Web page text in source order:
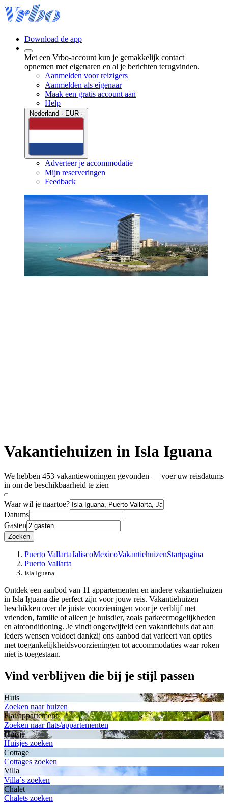
Download de app
Met een Vrbo-account kun je gemakkelijk contact
opnemen met eigenaren en al je berichten terugvinden.
Aanmelden voor reizigers
Aanmelden als eigenaar
Maak een gratis account aan
Help
Adverteer je accommodatie
Mijn reserveringen
Feedback
Vakantiehuizen in Isla Iguana
We hebben 453 vakantiewoningen gevonden — voer uw reisdatums
in om de beschikbaarheid te zien
Waar wil je naartoe?
Datums
Gasten
Zoeken
Puerto VallartaJaliscoMexicoVakantiehuizenStartpagina
Puerto Vallarta
Isla Iguana
Ontdek een aanbod van 11 appartementen en andere vakantiehuizen
in Isla Iguana die perfect zijn voor jouw reis. Vakantiehuizen
beschikken over de juiste voorzieningen voor je verblijf met
vrienden, familie of alleen je huisdier, zoals parkeermogelijkheden
en airconditioning. Je vindt ongetwijfeld een vakantiehuis dat aan
ieders wensen voldoet dankzij ons aanbod dat varieert van opties
met toegankelijkheidsvoorzieningen tot accommodaties waar roken
niet is toegestaan.
Vind verblijven die bij je stijl passen
Huis
Zoeken naar huizen
Flat/appartement
Zoeken naar flats/appartementen
Huisje
Huisjes zoeken
Cottage
Cottages zoeken
Villa
Villa´s zoeken
Chalet
Chalets zoeken